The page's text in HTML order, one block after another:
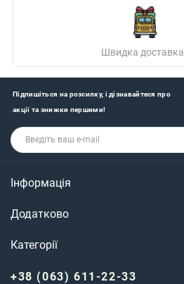
Швидка доставка
Підпишіться на розсилку, і дізнавайтеся про
акції та знижки першими!
Інформація
Додатково
Категорії
+38 (063) 611-22-33